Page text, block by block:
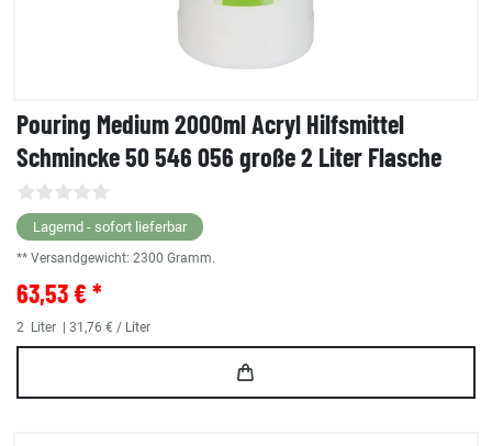
Pouring Medium 2000ml Acryl Hilfsmittel
Schmincke 50 546 056 große 2 Liter Flasche
Lagernd - sofort lieferbar
** Versandgewicht: 2300 Gramm.
63,53 € *
2 Liter | 31,76 € / Liter